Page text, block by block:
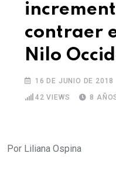
contraer
Nilo
16 DE JUNIO DE 2018
42 VIEWS 8
Por Liliana Ospina